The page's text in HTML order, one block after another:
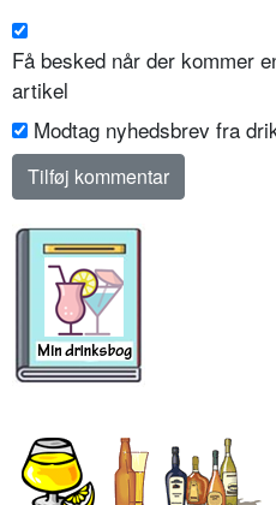
Få besked når der kommer
artikel
Modtag nyhedsbrev fra